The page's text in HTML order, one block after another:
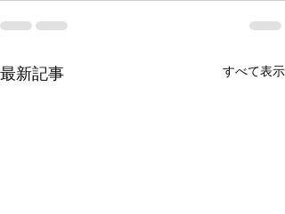
最新記事 すべて表示